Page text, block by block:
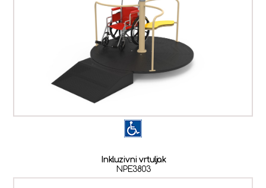
Inkluzivni vrtuljak
NPE3803